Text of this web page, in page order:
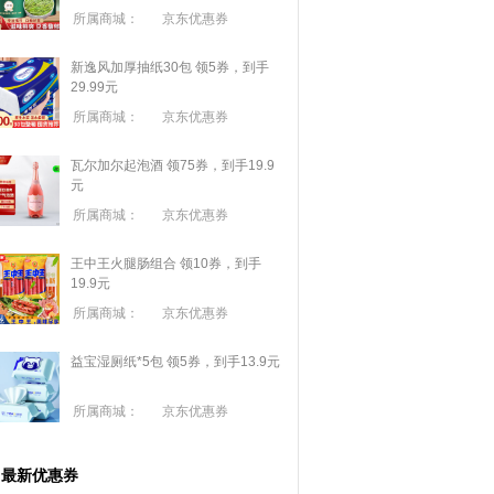
所属商城： 京东优惠券
新逸风加厚抽纸30包 领5券，到手
29.99元
所属商城：
京东优惠券
瓦尔加尔起泡酒 领75券，到手19.9
元
所属商城：
京东优惠券
王中王火腿肠组合 领10券，到手
19.9元
所属商城：
京东优惠券
益宝湿厕纸*5包 领5券，到手13.9元
所属商城： 京东优惠券
最新优惠券